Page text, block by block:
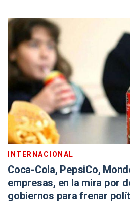
INTERNACIONAL
Coca-Cola, PepsiCo,
empresas, en la mira por
gobiernos para frenar